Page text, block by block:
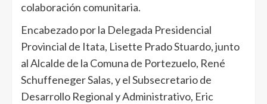
colaboración comunitaria.
Encabezado por la Delegada Presidencial
Provincial de Itata, Lisette Prado Stuardo, junto
al Alcalde de la Comuna de Portezuelo, René
Schuffeneger Salas, y el Subsecretario de
Desarrollo Regional y Administrativo, Eric